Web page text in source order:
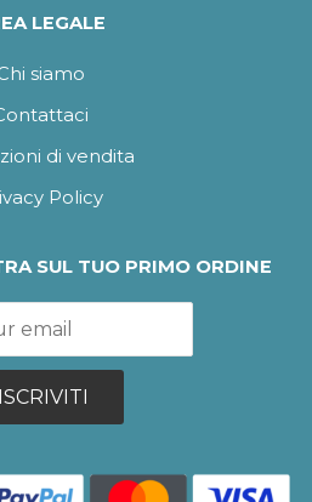
LEGALE
siamo
di vendita
Policy
SUL TUO PRIMO ORDINE
ISCRIVITI